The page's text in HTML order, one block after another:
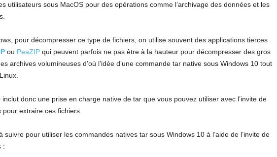
utilisateurs sous MacOS pour des opérations comme l’archivage des données et les
pour décompresser ce type de fichiers, on utilise souvent des applications tierces
ou PeaZIPqui peuvent parfois ne pas être à la hauteur pour décompresser des gros
archives volumineuses d’où l’idée d’une commande tar native sous Windows 10 tout
inclut donc une prise en charge native de tar que vous pouvez utiliser avec l’invite de
pour extraire ces fichiers.
suivre pour utiliser les commandes natives tar sous Windows 10 à l’aide de l’invite de
: